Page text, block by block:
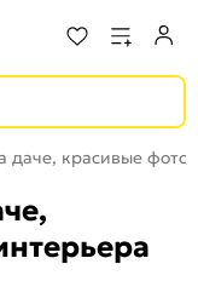
даче, красивые